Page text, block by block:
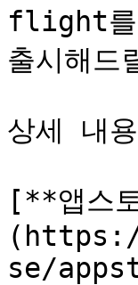
flight를
출시해
상세 내
[**앱스
se/